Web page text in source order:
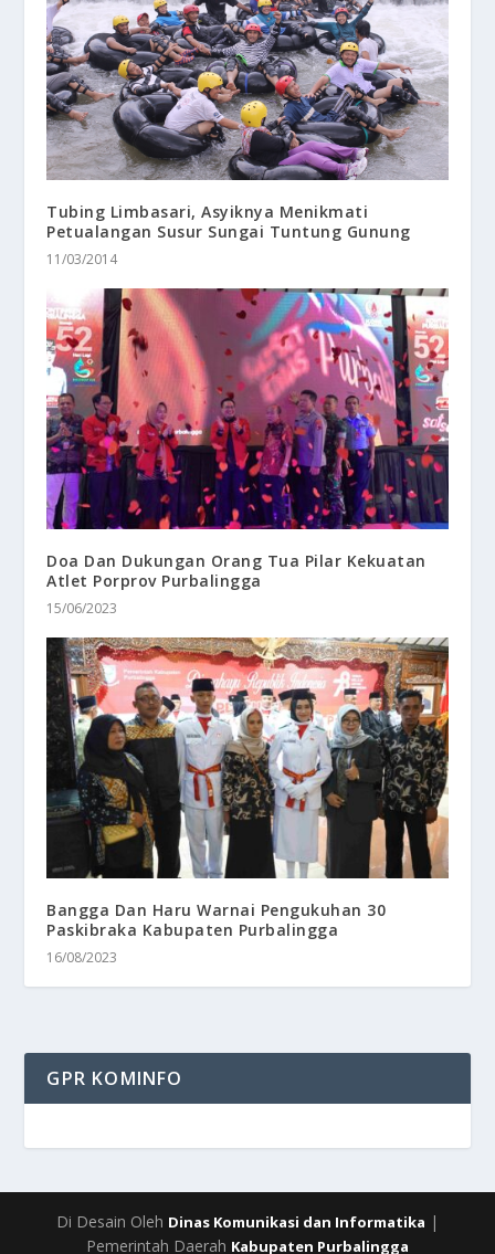
Tubing Limbasari, Asyiknya Menikmati
Petualangan Susur Sungai Tuntung Gunung
11/03/2014
Doa Dan Dukungan Orang Tua Pilar Kekuatan
Atlet Porprov Purbalingga
15/06/2023
Bangga Dan Haru Warnai Pengukuhan 30
Paskibraka Kabupaten Purbalingga
16/08/2023
GPR KOMINFO
Di Desain Oleh Dinas Komunikasi dan Informatika |
Pemerintah Daerah Kabupaten Purbalingga